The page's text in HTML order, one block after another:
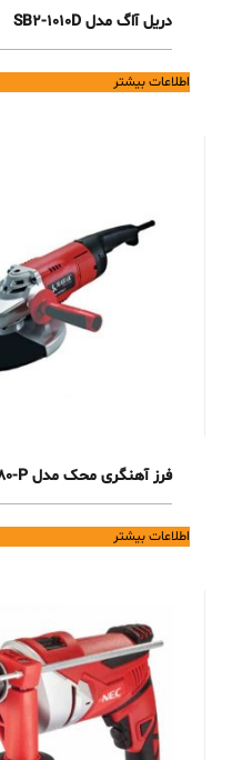
دریل آاگ مدل SB2-1010D
اطلاعات بیشتر
فرز آهنگری محک مدل AG 180-P
اطلاعات بیشتر